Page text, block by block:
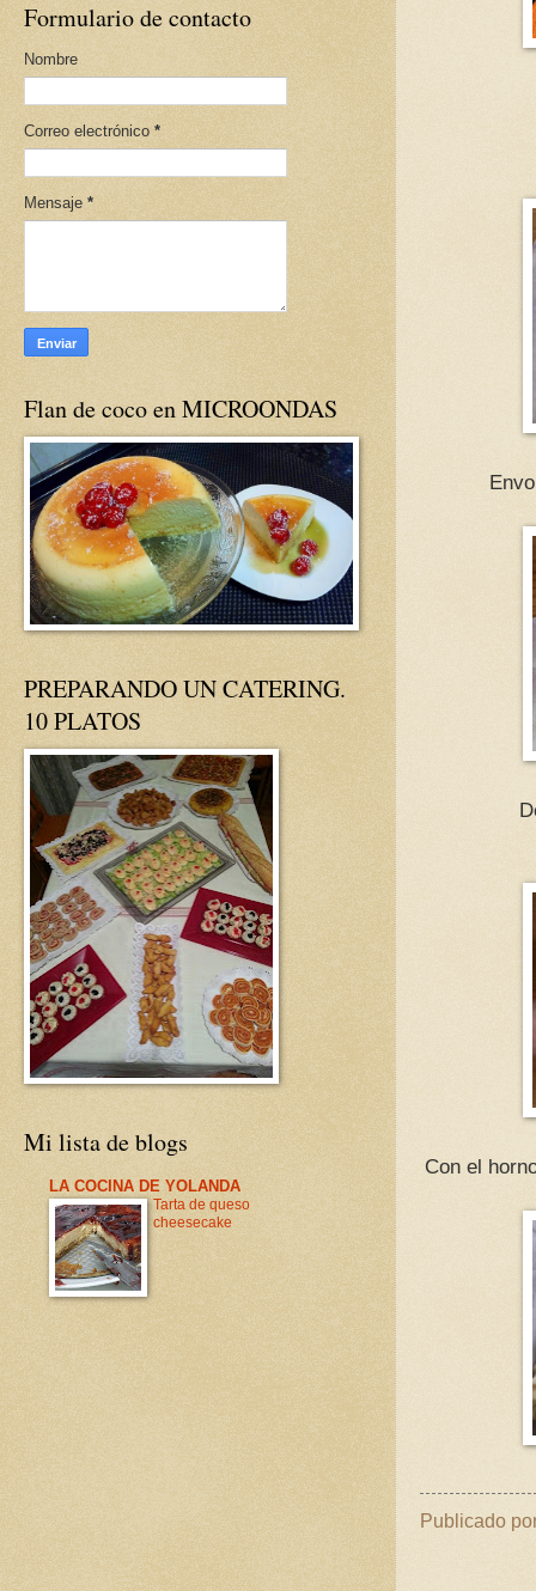
Con el
Publicado
Formulario de contacto
Nombre
Correo electrónico *
Mensaje *
Flan de coco en MICROONDAS
PREPARANDO UN CATERING.
10 PLATOS
Mi lista de blogs
LA COCINA DE YOLANDA
Tarta de queso
cheesecake